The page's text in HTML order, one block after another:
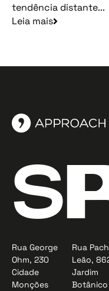
tendência distante...
Leia mais
Rua George
Ohm, 230
Cidade
Monções
Rua
Leão,
Jardim
Botânico